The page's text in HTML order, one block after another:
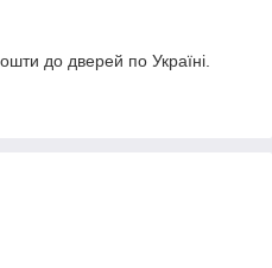
до дверей по Україні.